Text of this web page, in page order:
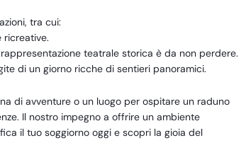
tra cui:
ricreative.
teatrale storica è da non perdere.
di un giorno ricche di sentieri panoramici.
di avventure o un luogo per ospitare un raduno
Il nostro impegno a offrire un ambiente
il tuo soggiorno oggi e scopri la gioia del